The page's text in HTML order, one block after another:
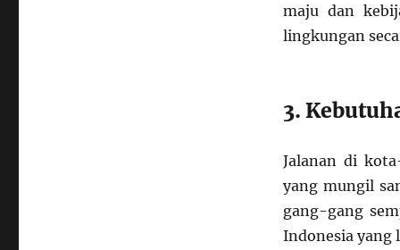
maju dan
lingkungan
3.
Jalanan di
yang mungil
gang-gang
Indonesia yang